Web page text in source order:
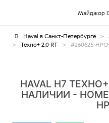
Мэйджор
Haval в Санкт-Петербурге
Техно+ 2.0 RT
#260626-
HAVAL H7
НАЛИЧИИ -